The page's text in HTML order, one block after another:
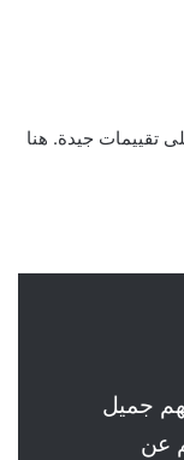
تقييمات جيدة. هنا
جميل
عن